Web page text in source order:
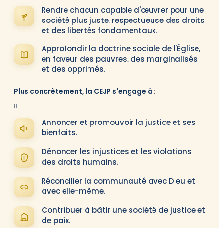
Rendre chacun capable d'œuvrer pour une
société plus juste, respectueuse des droits
et des libertés fondamentaux.
Approfondir la doctrine sociale de l'Église,
en faveur des pauvres, des marginalisés
et des opprimés.
Plus concrètement, la CEJP s'engage à :
Annoncer et promouvoir la justice et ses
bienfaits.
Dénoncer les injustices et les violations
des droits humains.
Réconcilier la communauté avec Dieu et
avec elle-même.
Contribuer à bâtir une société de justice et
de paix.